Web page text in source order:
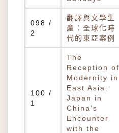
098 /
2
翻譯與文學生
產：全球化時
代的東亞案例
100 /
1
The
Reception of
Modernity in
East Asia:
Japan in
China's
Encounter
with the